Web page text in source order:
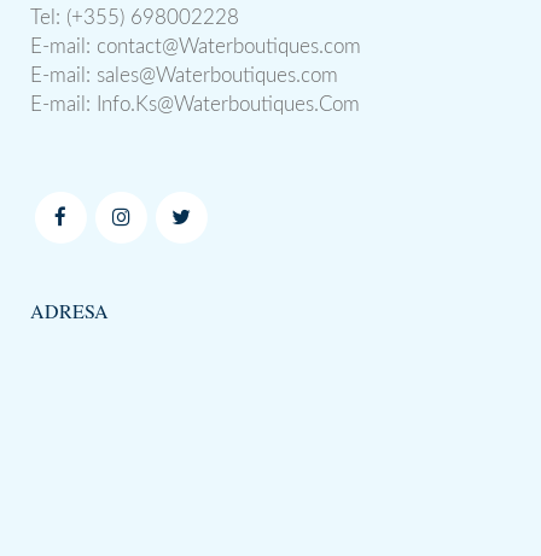
Tel: (+355) 698002228
E-mail: contact@Waterboutiques.com
E-mail: sales@Waterboutiques.com
E-mail:
Info.Ks@Waterboutiques.Com
ADRESA